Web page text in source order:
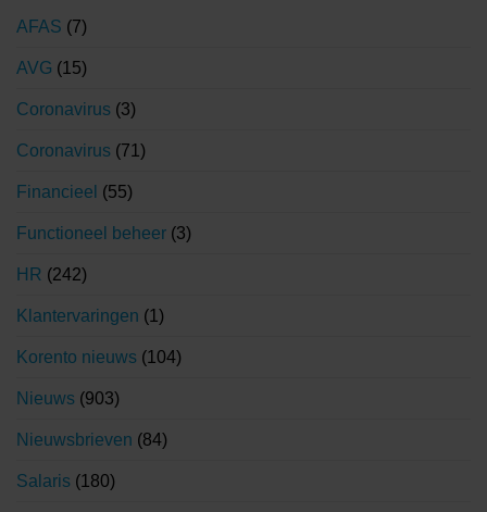
AFAS (7)
AVG (15)
Coronavirus (3)
Coronavirus (71)
Financieel (55)
Functioneel beheer (3)
HR (242)
Klantervaringen (1)
Korento nieuws (104)
Nieuws (903)
Nieuwsbrieven (84)
Salaris (180)